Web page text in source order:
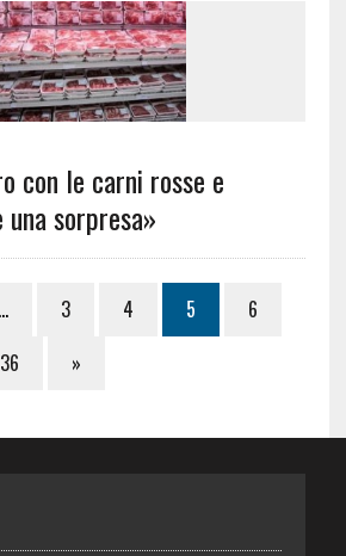
con le carni rosse e
sorpresa»
… 3 4 5
6
36 »